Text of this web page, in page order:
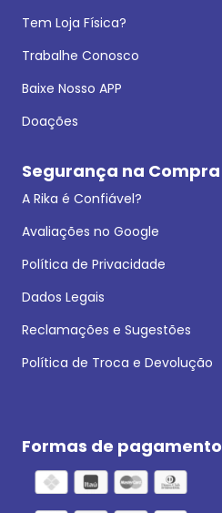
Tem Loja Física?
Trabalhe Conosco
Baixe Nosso APP
Doações
Segurança na Compra
A Rika é Confiável?
Avaliações no Google
Política de Privacidade
Dados Legais
Reclamações e Sugestões
Política de Troca e Devolução
Formas de pagamento